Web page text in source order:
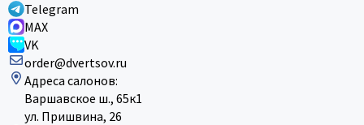
Telegram
MAX
VK
order@dvertsov.ru
Адреса салонов:
Варшавское ш., 65к1
ул. Пришвина, 26